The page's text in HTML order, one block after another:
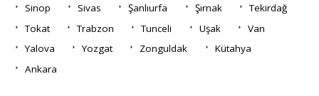
Sinop
Sivas Şanlıurfa Şırnak
Tekirdağ
Tokat
Trabzon Tunceli Uşak
Van
Yalova
Yozgat Zonguldak
Kütahya
Ankara